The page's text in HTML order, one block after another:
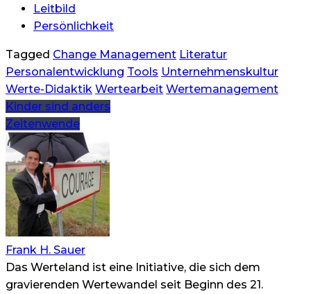
Leitbild
Persönlichkeit
Tagged Change Management Literatur
Personalentwicklung Tools Unternehmenskultur
Werte-Didaktik Wertearbeit Wertemanagement
Beitragsnavigation
Kinder sind anders
Zeitenwende
Frank H. Sauer
Das Werteland ist eine Initiative, die sich dem
gravierenden Wertewandel seit Beginn des 21.